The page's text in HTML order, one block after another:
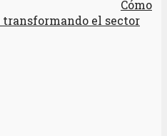
Cómo
el sector